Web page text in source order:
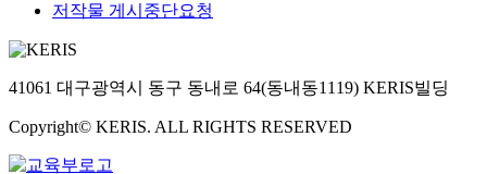
저작물 게시중단요청
41061 대구광역시 동구 동내로 64(동내동1119) KERIS빌딩
Copyright© KERIS. ALL RIGHTS RESERVED